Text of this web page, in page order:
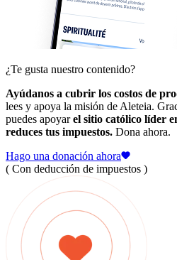
¿Te gusta nuestro contenido?
Ayúdanos a cubrir los costos de
lees y apoya la misión de Aleteia.
puedes apoyarel sitio católico líder
reduces tus impuestos. Dona ahora.
Hago una donación ahora
( Con deducción de impuestos )